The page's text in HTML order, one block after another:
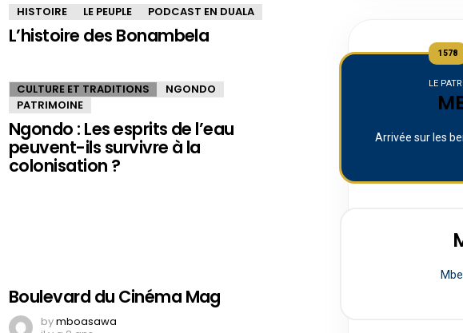
HISTOIRE LE PEUPLE PODCAST EN DUALA
L’histoire des Bonambela
CULTURE ET TRADITIONS
NGONDO
PATRIMOINE
Ngondo : Les esprits de l’eau
peuvent-ils survivre à la
colonisation ?
Boulevard du Cinéma Mag
bymboasawa
1578
LE
Arrivée sur les